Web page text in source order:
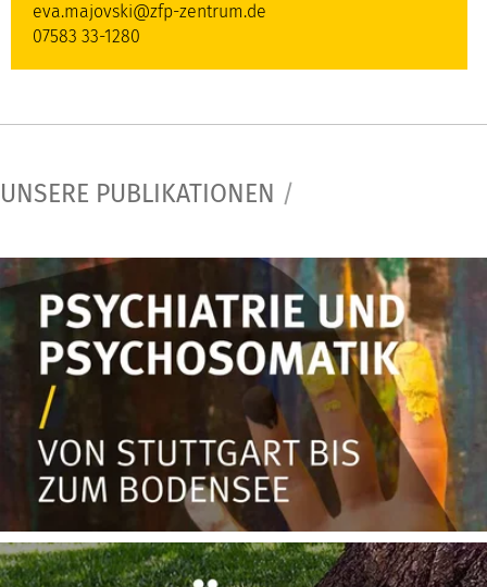
eva.majovski@zfp-zentrum.de
07583 33-1280
UNSERE PUBLIKATIONEN /